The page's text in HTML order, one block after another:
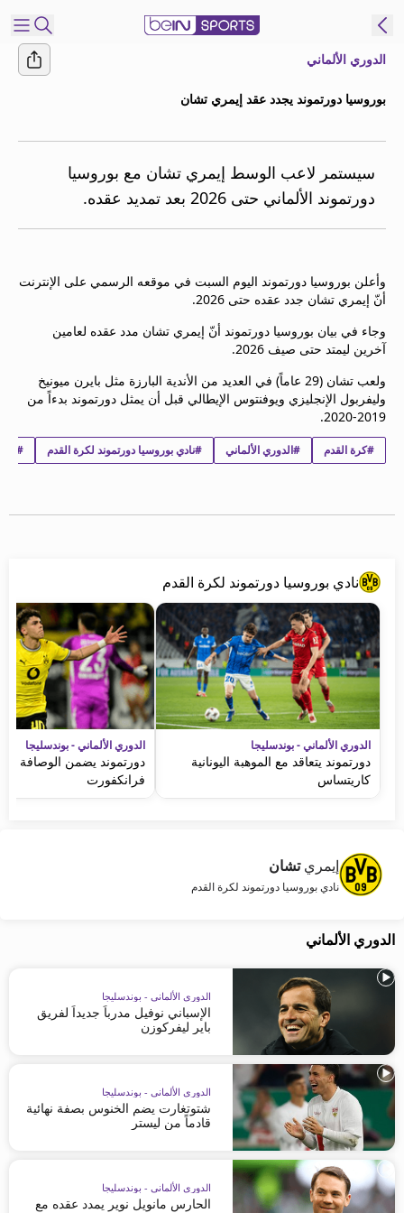
النسخة
MENA
إدارة
إلى
قائمة
النشرة
الإخبارية
اتصل بنا
beIN CONNECT
beIN MEDIA GROUP
ترددات beIN SPORTS
الأسئلة الأكثر شيوعاً
الدوري الألماني
بوروسيا دورتموند يجدد عقد إيمري تشان
سيستمر لاعب الوسط إيمري تشان مع بوروسيا
دورتموند الألماني حتى 2026 بعد تمديد عقده.
وأعلن بوروسيا دورتموند اليوم السبت في موقعه الرسمي على الإنترنت
أنّ إيمري تشان جدد عقده حتى 2026.
وجاء في بيان بوروسيا دورتموند أنّ إيمري تشان مدد عقده لعامين
آخرين ليمتد حتى صيف 2026.
ولعب تشان (29 عاماً) في العديد من الأندية البارزة مثل بايرن ميونيخ
وليفربول الإنجليزي ويوفنتوس الإيطالي قبل أن يمثل دورتموند بدءاً من
2019-2020.
#كرة القدم #الدوري الألماني #نادي بوروسيا دورتموند لكرة القدم
نادي بوروسيا دورتموند لكرة القدم
الدوري الألماني - بوندسليجا
دورتموند يتعاقد مع الموهبة اليونانية
كاريتساس
الدوري الألماني - بوندسليجا
دورتموند يضمن الوصافة
فرانكفورت
إيمري تشان
نادي بوروسيا دورتموند لكرة القدم
الدوري الألماني
الدوري الألماني - بوندسليجا
الإسباني نوفيل مدرباً جديداً لفريق
باير ليفركوزن
الدوري الألماني - بوندسليجا
شتوتغارت يضم الخنوس بصفة نهائية
قادماً من ليستر
الدوري الألماني - بوندسليجا
الحارس مانويل نوير يمدد عقده مع